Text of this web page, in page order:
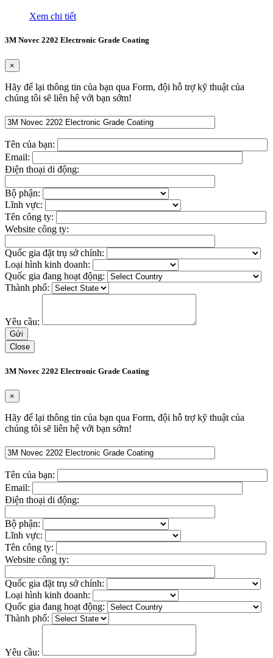
Xem chi tiết
3M Novec 2202 Electronic Grade Coating
×
Hãy để lại thông tin của bạn qua Form, đội hỗ trợ kỹ thuật của
chúng tôi sẽ liên hệ với bạn sớm!
Tên của bạn:
Email:
Điện thoại di động:
Bộ phận:
Lĩnh vực:
Tên công ty:
Website công ty:
Quốc gia đặt trụ sở chính:
Loại hình kinh doanh:
Quốc gia đang hoạt động:
Thành phố:
Yêu cầu:
Close
3M Novec 2202 Electronic Grade Coating
×
Hãy để lại thông tin của bạn qua Form, đội hỗ trợ kỹ thuật của
chúng tôi sẽ liên hệ với bạn sớm!
Tên của bạn:
Email:
Điện thoại di động:
Bộ phận:
Lĩnh vực:
Tên công ty:
Website công ty:
Quốc gia đặt trụ sở chính:
Loại hình kinh doanh:
Quốc gia đang hoạt động:
Thành phố:
Yêu cầu: